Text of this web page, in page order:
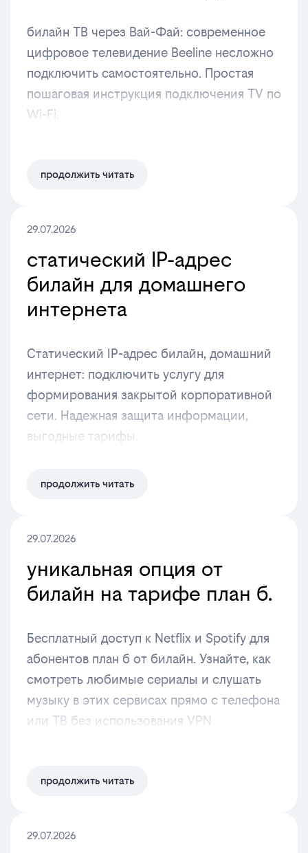
билайн ТВ через Вай-Фай: современное
цифровое телевидение Beeline несложно
подключить самостоятельно. Простая
пошаговая инструкция подключения TV по
Wi-Fi.
продолжить читать
29.07.2026
статический IP-адрес
билайн для домашнего
интернета
Статический IP-адрес билайн, домашний
интернет: подключить услугу для
формирования закрытой корпоративной
сети. Надежная защита информации,
выгодные тарифы.
продолжить читать
29.07.2026
уникальная опция от
билайн на тарифе план б.
Бесплатный доступ к Netflix и Spotify для
абонентов план б от билайн. Узнайте, как
смотреть любимые сериалы и слушать
музыку в этих сервисах прямо с телефона
или ТВ без использования VPN
продолжить читать
29.07.2026